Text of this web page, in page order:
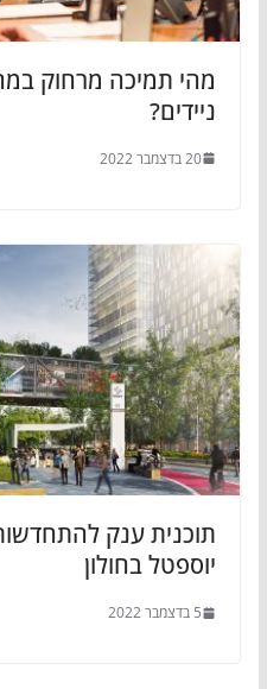
מהי תמיכה מרחוק
ניידים?
20 בדצמבר 2022
תוכנית ענק
יוספטל בחולון
5 בדצמבר 2022